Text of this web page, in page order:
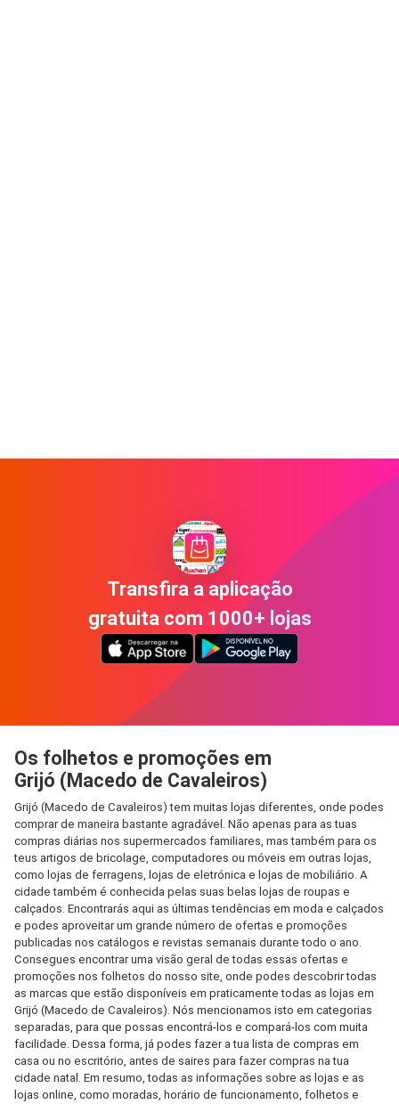
Transfira a aplicação
gratuita com 1000+ lojas
Os folhetos e promoções em
Grijó (Macedo de Cavaleiros)
Grijó (Macedo de Cavaleiros) tem muitas lojas diferentes, onde podes
comprar de maneira bastante agradável. Não apenas para as tuas
compras diárias nos supermercados familiares, mas também para os
teus artigos de bricolage, computadores ou móveis em outras lojas,
como lojas de ferragens, lojas de eletrónica e lojas de mobiliário. A
cidade também é conhecida pelas suas belas lojas de roupas e
calçados. Encontrarás aqui as últimas tendências em moda e calçados
e podes aproveitar um grande número de ofertas e promoções
publicadas nos catálogos e revistas semanais durante todo o ano.
Consegues encontrar uma visão geral de todas essas ofertas e
promoções nos folhetos do nosso site, onde podes descobrir todas
as marcas que estão disponíveis em praticamente todas as lojas em
Grijó (Macedo de Cavaleiros). Nós mencionamos isto em categorias
separadas, para que possas encontrá-los e compará-los com muita
facilidade. Dessa forma, já podes fazer a tua lista de compras em
casa ou no escritório, antes de saires para fazer compras na tua
cidade natal. Em resumo, todas as informações sobre as lojas e as
lojas online, como moradas, horário de funcionamento, folhetos e